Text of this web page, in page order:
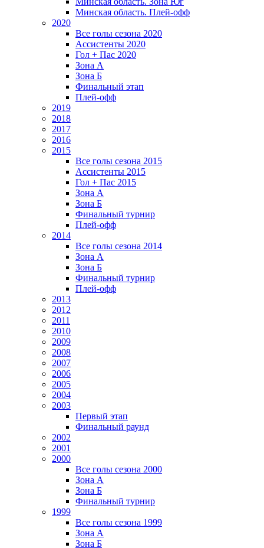
Минская область. Плей-офф
2020
Все голы сезона 2020
Ассистенты 2020
Гол + Пас 2020
Зона А
Зона Б
Финальный этап
Плей-офф
2019
2018
2017
2016
2015
Все голы сезона 2015
Ассистенты 2015
Гол + Пас 2015
Зона А
Зона Б
Финальный турнир
Плей-офф
2014
Все голы сезона 2014
Зона А
Зона Б
Финальный турнир
Плей-офф
2013
2012
2011
2010
2009
2008
2007
2006
2005
2004
2003
Первый этап
Финальный раунд
2002
2001
2000
Все голы сезона 2000
Зона А
Зона Б
Финальный турнир
1999
Все голы сезона 1999
Зона А
Зона Б